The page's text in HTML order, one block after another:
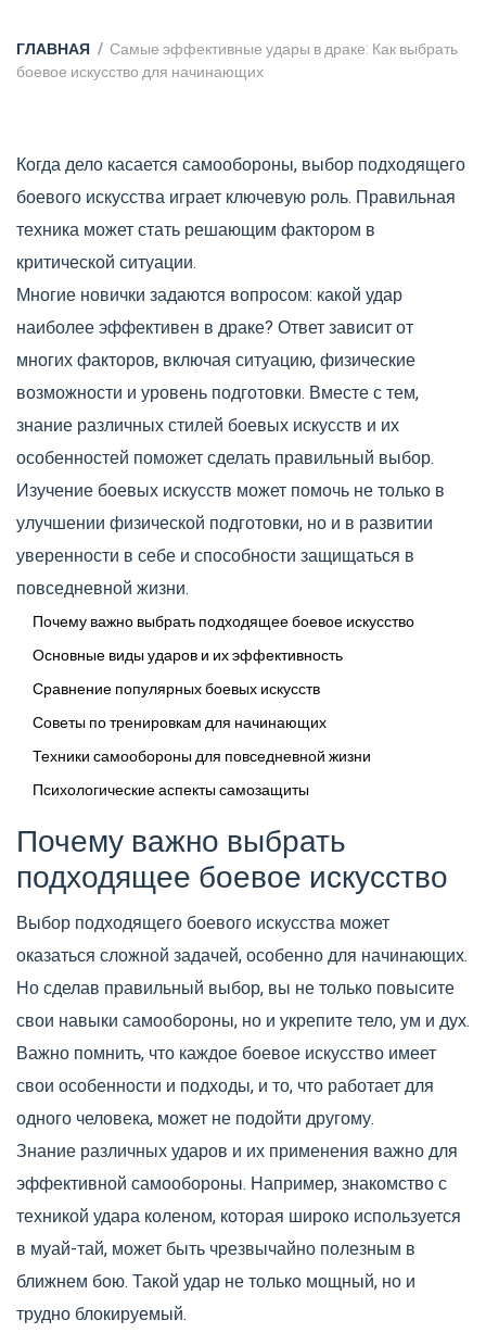
ГЛАВНАЯ
Самые эффективные удары в драке: Как выбрать
боевое искусство для начинающих
Когда дело касается самообороны, выбор подходящего
боевого искусства играет ключевую роль. Правильная
техника может стать решающим фактором в
критической ситуации.
Многие новички задаются вопросом: какой удар
наиболее эффективен в драке? Ответ зависит от
многих факторов, включая ситуацию, физические
возможности и уровень подготовки. Вместе с тем,
знание различных стилей боевых искусств и их
особенностей поможет сделать правильный выбор.
Изучение боевых искусств может помочь не только в
улучшении физической подготовки, но и в развитии
уверенности в себе и способности защищаться в
повседневной жизни.
Почему важно выбрать подходящее боевое искусство
Основные виды ударов и их эффективность
Сравнение популярных боевых искусств
Советы по тренировкам для начинающих
Техники самообороны для повседневной жизни
Психологические аспекты самозащиты
Почему важно выбрать
подходящее боевое искусство
Выбор подходящего боевого искусства может
оказаться сложной задачей, особенно для начинающих.
Но сделав правильный выбор, вы не только повысите
свои навыки самообороны, но и укрепите тело, ум и дух.
Важно помнить, что каждое боевое искусство имеет
свои особенности и подходы, и то, что работает для
одного человека, может не подойти другому.
Знание различных ударов и их применения важно для
эффективной самообороны. Например, знакомство с
техникой удара коленом, которая широко используется
в муай-тай, может быть чрезвычайно полезным в
ближнем бою. Такой удар не только мощный, но и
трудно блокируемый.